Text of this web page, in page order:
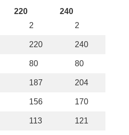
220
240
2 2
220 240
80 80
187 204
156 170
113 121